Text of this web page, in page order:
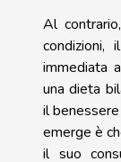
Al
condizioni,
immediata
una dieta
il
emerge è
il suo